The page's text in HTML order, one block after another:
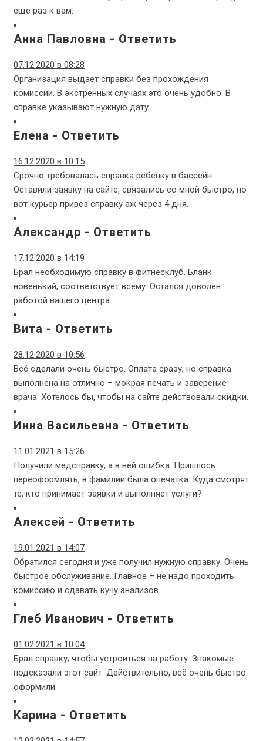
еще раз к вам.
Анна Павловна - Ответить
07.12.2020 в 08:28
Организация выдает справки без прохождения
комиссии. В экстренных случаях это очень удобно. В
справке указывают нужную дату.
Елена - Ответить
16.12.2020 в 10:15
Срочно требовалась справка ребенку в бассейн.
Оставили заявку на сайте, связались со мной быстро, но
вот курьер привез справку аж через 4 дня.
Александр - Ответить
17.12.2020 в 14:19
Брал необходимую справку в фитнесклуб. Бланк
новенький, соответствует всему. Остался доволен
работой вашего центра.
Вита - Ответить
28.12.2020 в 10:56
Всё сделали очень быстро. Оплата сразу, но справка
выполнена на отлично – мокрая печать и заверение
врача. Хотелось бы, чтобы на сайте действовали скидки.
Инна Васильевна - Ответить
11.01.2021 в 15:26
Получили медсправку, а в ней ошибка. Пришлось
переоформлять, в фамилии была опечатка. Куда смотрят
те, кто принимает заявки и выполняет услуги?
Алексей - Ответить
19.01.2021 в 14:07
Обратился сегодня и уже получил нужную справку. Очень
быстрое обслуживание. Главное – не надо проходить
комиссию и сдавать кучу анализов.
Глеб Иванович - Ответить
01.02.2021 в 10:04
Брал справку, чтобы устроиться на работу. Знакомые
подсказали этот сайт. Действительно, всё очень быстро
оформили.
Карина - Ответить